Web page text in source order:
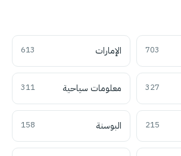
703 الإمارات 613
327 معلومات سياحية 311
215 البوسنة 158